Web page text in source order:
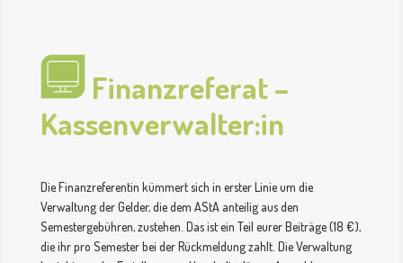
Finanzreferat –
Kassenverwalter:in
Die Finanzreferentin kümmert sich in erster Linie um die
Verwaltung der Gelder, die dem AStA anteilig aus den
Semestergebühren, zustehen. Das ist ein Teil eurer Beiträge (18 €),
die ihr pro Semester bei der Rückmeldung zahlt. Die Verwaltung